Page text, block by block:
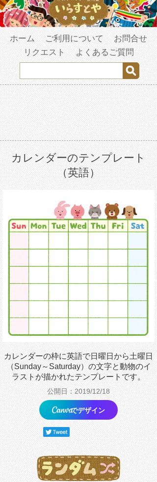
ホーム ご利用について
お問合せ
リクエスト
よくあるご質問
カレンダーのテンプレート
（英語）
カレンダーの枠に英語で日曜日から土曜日
（Sunday～Saturday）の文字と動物のイ
ラストが描かれたテンプレートです。
公開日：2019/12/18
でデザイン